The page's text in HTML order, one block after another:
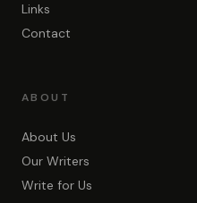
Links
Contact
ABOUT
About Us
Our Writers
Write for Us